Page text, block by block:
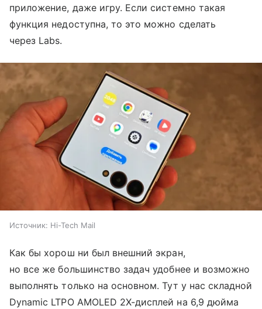
приложение, даже игру. Если системно такая
функция недоступна, то это можно сделать
через Labs.
Источник: Hi-Tech Mail
Как бы хорош ни был внешний экран,
но все же большинство задач удобнее и возможно
выполнять только на основном. Тут у нас складной
Dynamic LTPO AMOLED 2X-дисплей на 6,9 дюйма